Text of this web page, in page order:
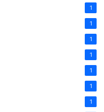
1
1
1
1
1
1
1